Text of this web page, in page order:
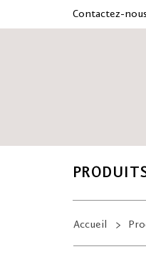
Contactez-nous
Accueil